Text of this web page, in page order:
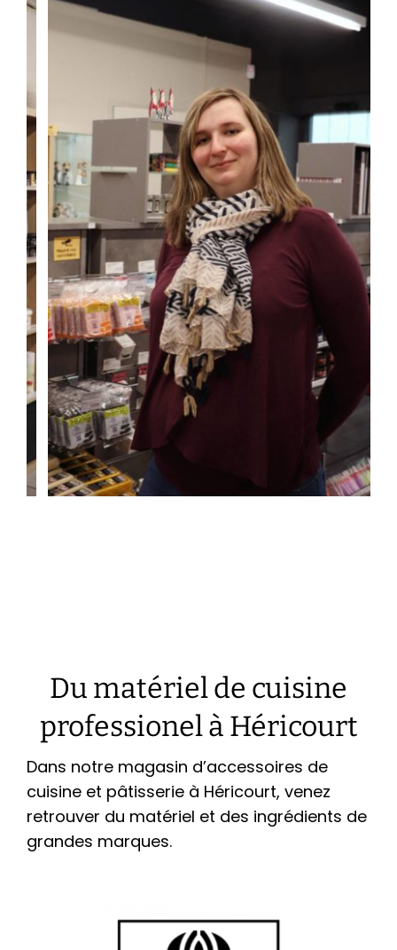
Du matériel de cuisine
professionel à Héricourt
Dans notre magasin d’accessoires de
cuisine et pâtisserie à Héricourt, venez
retrouver du matériel et des ingrédients de
grandes marques.